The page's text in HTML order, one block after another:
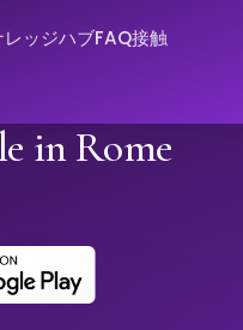
レッジハブFAQ接触
in Rome